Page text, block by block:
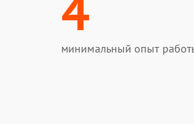
минимальный опыт